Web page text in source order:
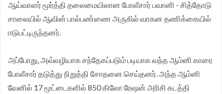
ஆய்வாளர் மூர்த்தி தலைமையிலான போலீசார் பவானி - சித்தோடு
சாலையில் ஆவின் பால்பண்ணை அருகில் வாகன தணிக்கையில்
ஈடுபட்டிருந்தனர்.
அப்போது, அவ்வழியாக சந்தேகப்படும் படியாக வந்த ஆம்னி காரை
போலீசார் தடுத்து நிறுத்தி சோதனை செய்தனர். அந்த ஆம்னி
வேனில் 17 மூட்டைகளில் 850 கிலோ ரேஷன் அரிசி கடத்தி